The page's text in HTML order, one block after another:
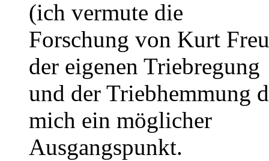
(ich vermute die
Forschung von Kurt
der eigenen Triebregung
und der Triebhemmung
mich ein möglicher
Ausgangspunkt.